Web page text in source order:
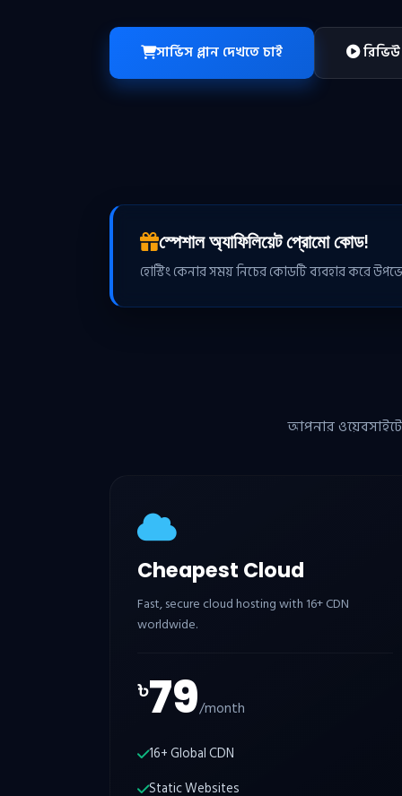
সার্ভিস প্লান দেখতে চাই
স্পেশাল অ্যাফিলিয়েট প্রোমো কোড!
হোস্টিং কেনার সময় নিচের কোডটি ব্যবহার করে
আপনার ওয়েবসাইটের
Cheapest Cloud
Fast, secure cloud hosting with 16+ CDN
worldwide.
৳79/month
16+ Global CDN
Static Websites